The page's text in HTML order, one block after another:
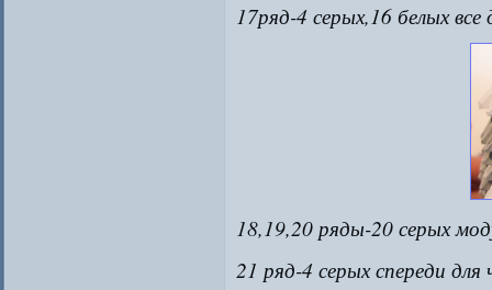
17ряд-4 серых,16 белых
18,19,20 ряды-20 серых
21 ряд-4 серых спереди для